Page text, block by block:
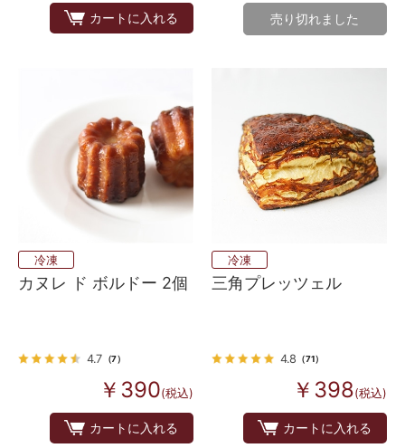
カートに入れる 売り切れました
冷凍
カヌレ ド ボルドー 2個
4.7 （7）
￥390(税込)
カートに入れる
冷凍
三角プレッツェル
4.8 （71）
￥398(税込)
カートに入れる